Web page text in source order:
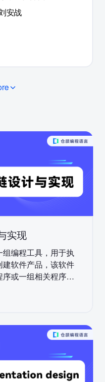
安战
实现
编程工具，用于执
软件产品，该软件
或一组相关程序
工具等。工具链的